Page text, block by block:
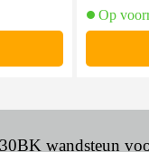
Op
wandsteun